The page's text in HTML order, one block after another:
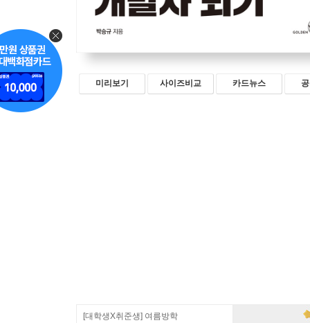
미리보기 사이즈비교 카드뉴스
[대학생X취준생] 여름방학